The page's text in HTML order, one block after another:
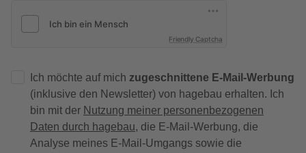
Friendly Captcha
Ich möchte auf mich zugeschnittene E-Mail-Werbung
(inklusive den Newsletter) von hagebau erhalten. Ich
bin mit der Nutzung meiner personenbezogenen
Daten durch hagebau, die E-Mail-Werbung, die
Analyse meines E-Mail-Umgangs sowie die